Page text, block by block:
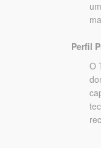
Perfil
O